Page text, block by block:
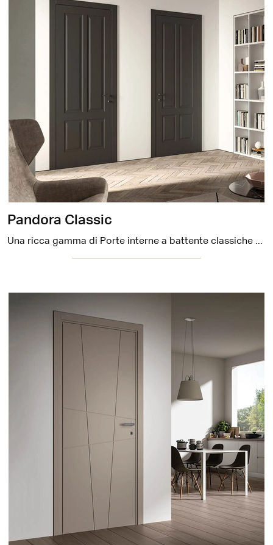
Pandora Classic
Una ricca gamma di Porte interne a battente classiche ti aspetta! Entra per scoprire la porta Pandora Classic di DoorArreda.